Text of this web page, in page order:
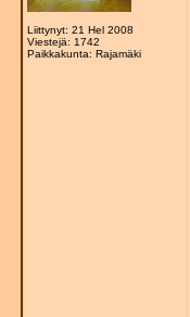
Liittynyt: 21 Hel 2008
Viestejä: 1742
Paikkakunta: Rajamäki